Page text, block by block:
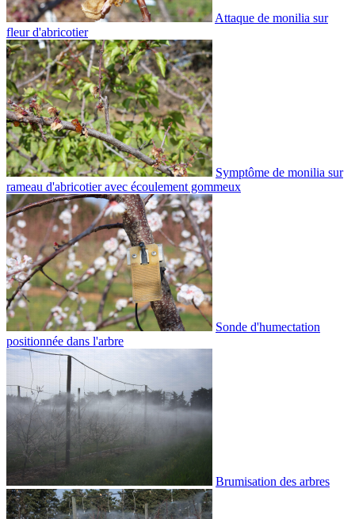
Attaque de monilia sur
fleur d'abricotier
Symptôme de monilia sur
rameau d'abricotier avec écoulement gommeux
Sonde d'humectation
positionnée dans l'arbre
Brumisation des arbres